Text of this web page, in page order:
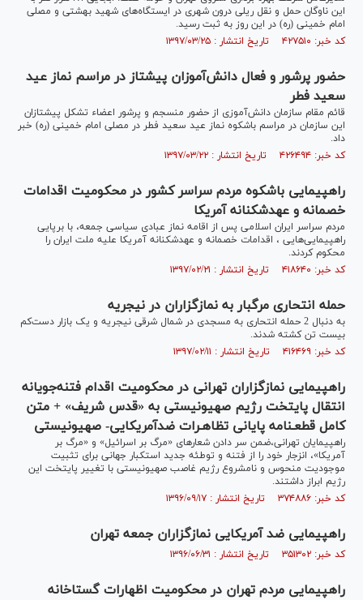
این ناوگان حمل و نقل ریلی درون شهری در ایستگاه‌های شهید بهشتی و مصلی
امام خمینی (ره) در این روز به ثبت رسید.
کد خبر: ۴۲۷۵۱۰ تاریخ انتشار : ۱۳۹۷/۰۳/۲۵
حضور پرشور و فعال دانش‌آموزان پیشتاز در مراسم نماز عید
سعید فطر
قائم مقام سازمان دانش‌آموزی از حضور منسجم و پرشور اعضاء تشکل پیشتازان
این سازمان در مراسم باشکوه نماز عید سعید فطر در مصلی امام خمینی (ره) خبر
داد.
کد خبر: ۴۲۶۴۹۴ تاریخ انتشار : ۱۳۹۷/۰۳/۲۲
راهپیمایی باشکوه مردم سراسر کشور در محکومیت اقدامات
خصمانه و عهدشکنانه آمریکا
مردم سراسر ایران اسلامی پس از اقامه نماز عبادی سیاسی جمعه، با برپایی
راهپیمایی‌هایی ، اقدامات خصمانه و عهدشکنانه آمریکا علیه ملت ایران را
محکوم کردند.
کد خبر: ۴۱۸۶۴۰ تاریخ انتشار : ۱۳۹۷/۰۲/۲۱
حمله انتحاری مرگبار به نمازگزاران در نیجریه
به دنبال 2 حمله انتحاری به مسجدی در شمال شرقی نیجریه و یک بازار دست‌کم
بیست تن کشته شدند.
کد خبر: ۴۱۶۴۶۹ تاریخ انتشار : ۱۳۹۷/۰۲/۱۱
راهپیمایی نمازگزاران تهرانی در محکومیت اقدام فتنه‌جویانه
انتقال پایتخت رژیم صهیونیستی به «قدس شریف» + متن
کامل قطعـنامه پایانی تظاهـرات ضدآمریکایی- صهیونیستی
راهپیمایان تهرانی،ضمن سر دادن شعارهای «مرگ بر اسرائیل» و «مرگ بر
آمریکا»، انزجار خود را از فتنه و توطئه جدید استکبار جهانی برای تثبیت
موجودیت منحوس و نامشروع رژیم غاصب صهیونیستی با تغییر پایتخت این
رژیم ابراز داشتند.
کد خبر: ۳۷۴۸۸۶ تاریخ انتشار : ۱۳۹۶/۰۹/۱۷
راهپیمایی ضد آمریکایی نمازگزاران جمعه تهران
کد خبر: ۳۵۱۳۰۲ تاریخ انتشار : ۱۳۹۶/۰۶/۳۱
راهپیمایی مردم تهران در محکومیت اظهارات گستاخانه